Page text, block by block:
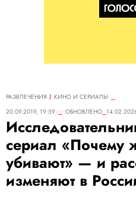
РАЗВЛЕЧЕНИЯ
КИНО И СЕРИАЛЫ
20.09.2019, 19:59
ОБНОВЛЕНО
сериал
убивают» — и
изменяют в